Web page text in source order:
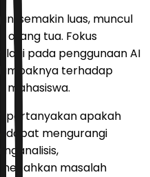
semakin luas, muncul
orang tua. Fokus
pada penggunaan AI
terhadap
mahasiswa.
apakah
dapat mengurangi
masalah